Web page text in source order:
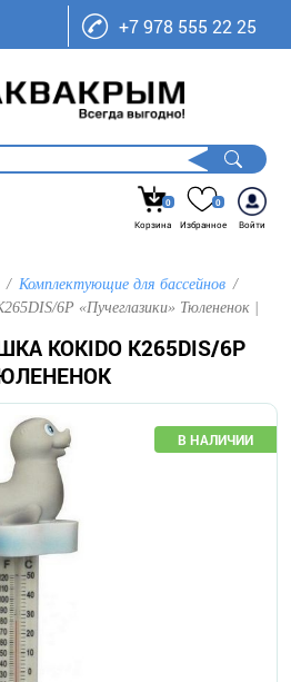
+7 978 555 22 25
0
Корзина
0
Избранное
Войти
Комплектующие для бассейнов
6P «Пучеглазики» Тюлененок |
KOKIDO K265DIS/6P